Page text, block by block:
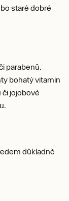
staré dobré
parabenů.
bohatý vitamin
či jojobové
důkladně